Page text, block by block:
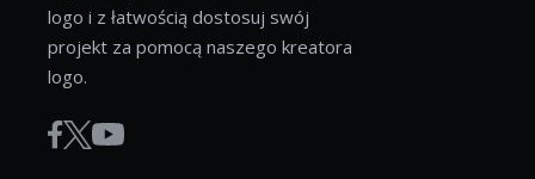
logo i z łatwością dostosuj swój
projekt za pomocą naszego kreatora
logo.